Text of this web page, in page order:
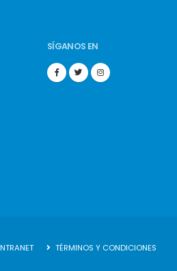
SÍGANOS EN
TÉRMINOS Y CONDICIONES